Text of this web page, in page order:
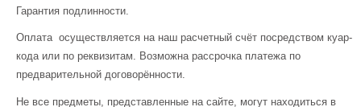
Гарантия подлинности.
Оплата осуществляется на наш расчетный счёт посредством куар-
кода или по реквизитам. Возможна рассрочка платежа по
предварительной договорённости.
Не все предметы, представленные на сайте, могут находиться в